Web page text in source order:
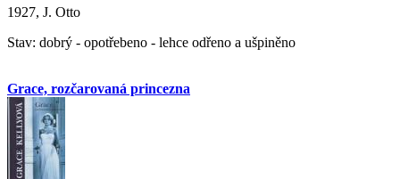
1927, J. Otto
Stav: dobrý - opotřebeno - lehce odřeno a ušpiněno
Grace, rozčarovaná princezna